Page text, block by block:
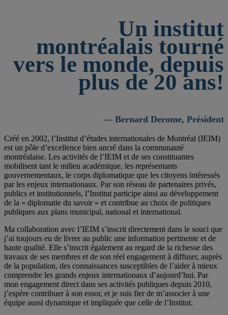
Un institut
montréalais tourné
vers le monde, depuis
plus de 20 ans!
— Bernard Derome, Président
Créé en 2002, l’Institut d’études internationales de Montréal (IEIM)
est un pôle d’excellence bien ancré dans la communauté
montréalaise. Les activités de l’IEIM et de ses constituantes
mobilisent tant le milieu académique, les représentants
gouvernementaux, le corps diplomatique que les citoyens intéressés
par les enjeux internationaux. Par son réseau de partenaires privés,
publics et institutionnels, l’Institut participe ainsi au développement
de la « diplomatie du savoir » et contribue au choix de politiques
publiques aux plans municipal, national et international.
Ma collaboration avec l’IEIM s’inscrit directement dans le souci que
j’ai toujours eu de livrer au public une information pertinente et de
haute qualité. Elle s’inscrit également au regard de la richesse des
travaux de ses membres et de son réel engagement à diffuser, auprès
de la population, des connaissances susceptibles de l’aider à mieux
comprendre les grands enjeux internationaux d’aujourd’hui. Par
mon engagement direct dans ses activités publiques depuis 2010,
j’espère contribuer à son essor, et je suis fier de m’associer à une
équipe aussi dynamique et impliquée que celle de l’Institut.